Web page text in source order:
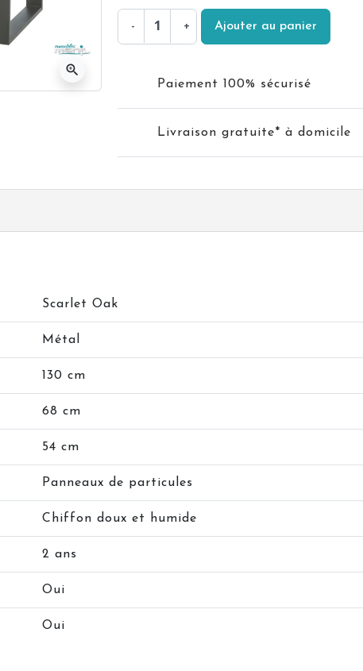
zoom_in
- + Ajouter au panier
Paiement 100% sécurisé
Livraison gratuite* à domicile
Scarlet Oak
Métal
130 cm
68 cm
54 cm
Panneaux de particules
Chiffon doux et humide
2 ans
Oui
Oui